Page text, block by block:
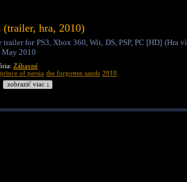
(trailer, hra, 2010)
for PS3, Xbox 360, Wii, DS, PSP, PC [HD] (Hra
May 2010
Zábavné
prince of persia the forgotten sands 2010
zobraziť viac ↓